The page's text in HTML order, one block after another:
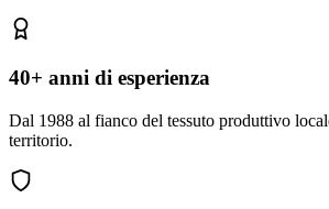
40+ anni di esperienza
Dal 1988 al fianco del tessuto produttivo
territorio.